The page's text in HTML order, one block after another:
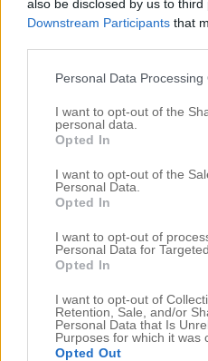
also be disclosed by us to third
Downstream Participants that
Personal Data Processing
I want to opt-out of the
personal data.
Opted In
I want to opt-out of the
Personal Data.
Opted In
I want to opt-out of
Personal Data for
Opted In
I want to opt-out of
Retention, Sale, and/or
Personal Data that Is
Purposes for which it was
Opted Out
augusti 2024
juli 2024
april 2024
februari 2024
januari 2024
december 2023
oktober 2023
september 2023
augusti 2023
juli 2023
juni 2023
maj 2023
mars 2023
februari 2023
januari 2023
december 2022